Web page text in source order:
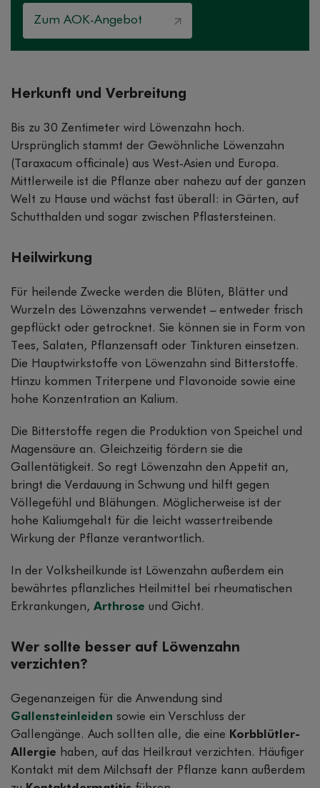
Zum AOK-Angebot
Herkunft und Verbreitung
Bis zu 30 Zentimeter wird Löwenzahn hoch.
Ursprünglich stammt der Gewöhnliche Löwenzahn
(Taraxacum officinale) aus West-Asien und Europa.
Mittlerweile ist die Pflanze aber nahezu auf der ganzen
Welt zu Hause und wächst fast überall: in Gärten, auf
Schutthalden und sogar zwischen Pflastersteinen.
Heilwirkung
Für heilende Zwecke werden die Blüten, Blätter und
Wurzeln des Löwenzahns verwendet – entweder frisch
gepflückt oder getrocknet. Sie können sie in Form von
Tees, Salaten, Pflanzensaft oder Tinkturen einsetzen.
Die Hauptwirkstoffe von Löwenzahn sind Bitterstoffe.
Hinzu kommen Triterpene und Flavonoide sowie eine
hohe Konzentration an Kalium.
Die Bitterstoffe regen die Produktion von Speichel und
Magensäure an. Gleichzeitig fördern sie die
Gallentätigkeit. So regt Löwenzahn den Appetit an,
bringt die Verdauung in Schwung und hilft gegen
Völlegefühl und Blähungen. Möglicherweise ist der
hohe Kaliumgehalt für die leicht wassertreibende
Wirkung der Pflanze verantwortlich.
In der Volksheilkunde ist Löwenzahn außerdem ein
bewährtes pflanzliches Heilmittel bei rheumatischen
Erkrankungen, Arthrose und Gicht.
Wer sollte besser auf Löwenzahn
verzichten?
Gegenanzeigen für die Anwendung sind
Gallensteinleiden sowie ein Verschluss der
Gallengänge. Auch sollten alle, die eine Korbblütler-
Allergie haben, auf das Heilkraut verzichten. Häufiger
Kontakt mit dem Milchsaft der Pflanze kann außerdem